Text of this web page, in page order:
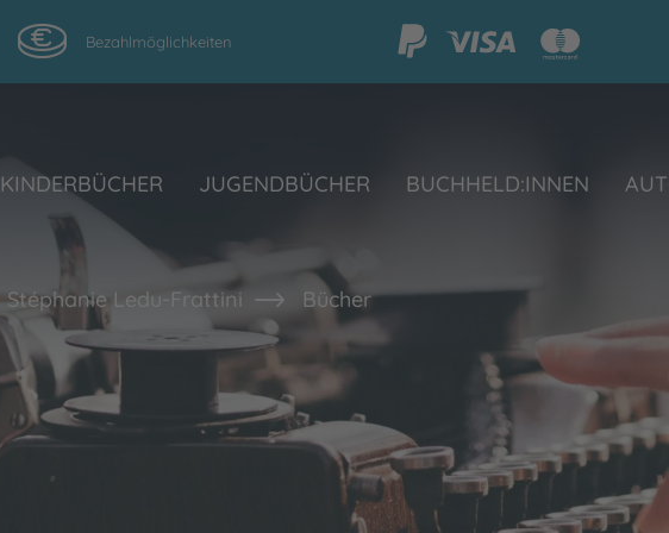
Bezahlmöglichkeiten
KINDERBÜCHER JUGENDBÜCHER BUCHHELD:INNEN
Stéphanie Ledu-Frattini Bücher